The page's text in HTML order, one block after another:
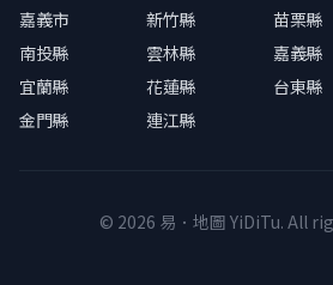
嘉義市
新竹縣 苗栗縣
南投縣
雲林縣 嘉義縣
宜蘭縣
花蓮縣 台東縣
金門縣
連江縣
© 2026 易．地圖 YiDiTu. All